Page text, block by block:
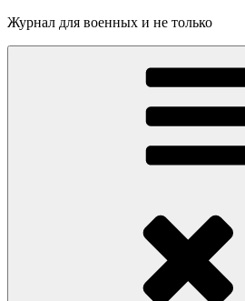
Журнал для военных и не только